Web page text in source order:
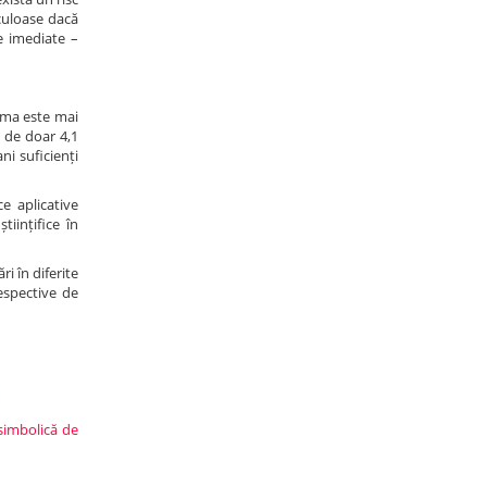
dacă
imediate –
este mai
doar 4,1
suficienți
aplicative
în
în diferite
de
de